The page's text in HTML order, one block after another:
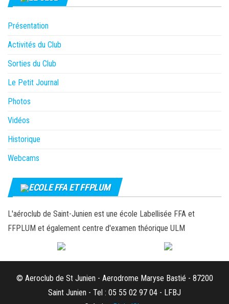
Présentation
Activités du Club
Sorties du Club
Le Petit Journal
Photos
Vidéos
Historique
Webcams
ECOLE FFA ET FFPLUM
L'aéroclub de Saint-Junien est une école Labellisée FFA et
FFPLUM et également centre d'examen théorique ULM
© Aeroclub de St Junien - Aerodrome Maryse Bastié - 87200
Saint Junien - Tel : 05 55 02 97 04 - LFBJ